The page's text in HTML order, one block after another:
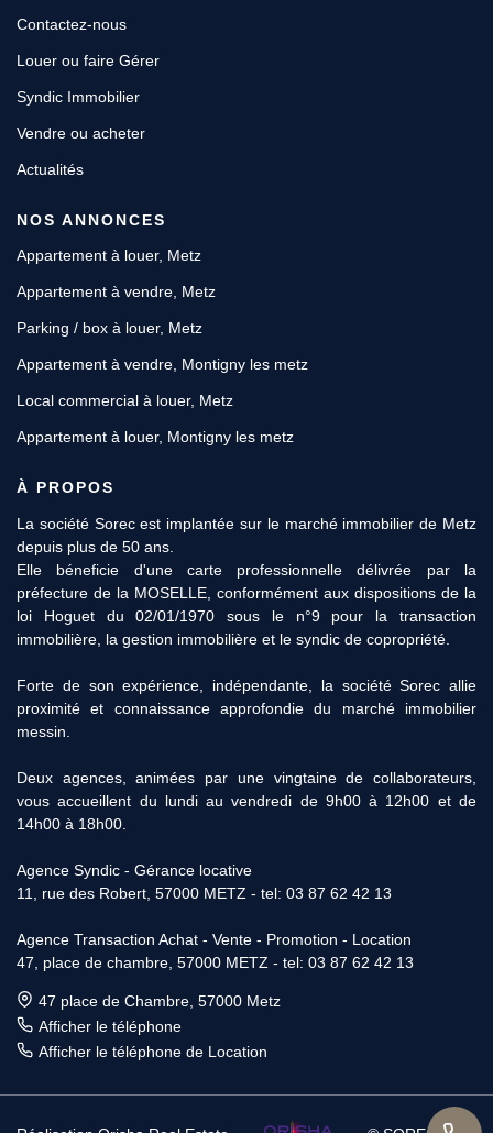
Contactez-nous
Louer ou faire Gérer
Syndic Immobilier
Vendre ou acheter
Actualités
NOS ANNONCES
Appartement à louer, Metz
Appartement à vendre, Metz
Parking / box à louer, Metz
Appartement à vendre, Montigny les metz
Local commercial à louer, Metz
Appartement à louer, Montigny les metz
À PROPOS
La société Sorec est implantée sur le marché immobilier de Metz
depuis plus de 50 ans.
Elle béneficie d'une carte professionnelle délivrée par la
préfecture de la MOSELLE, conformément aux dispositions de la
loi Hoguet du 02/01/1970 sous le n°9 pour la transaction
immobilière, la gestion immobilière et le syndic de copropriété.
Forte de son expérience, indépendante, la société Sorec allie
proximité et connaissance approfondie du marché immobilier
messin.
Deux agences, animées par une vingtaine de collaborateurs,
vous accueillent du lundi au vendredi de 9h00 à 12h00 et de
14h00 à 18h00.
Agence Syndic - Gérance locative
11, rue des Robert, 57000 METZ - tel: 03 87 62 42 13
Agence Transaction Achat - Vente - Promotion - Location
47, place de chambre, 57000 METZ - tel: 03 87 62 42 13
47 place de Chambre, 57000 Metz
Afficher le téléphone
Afficher le téléphone de Location